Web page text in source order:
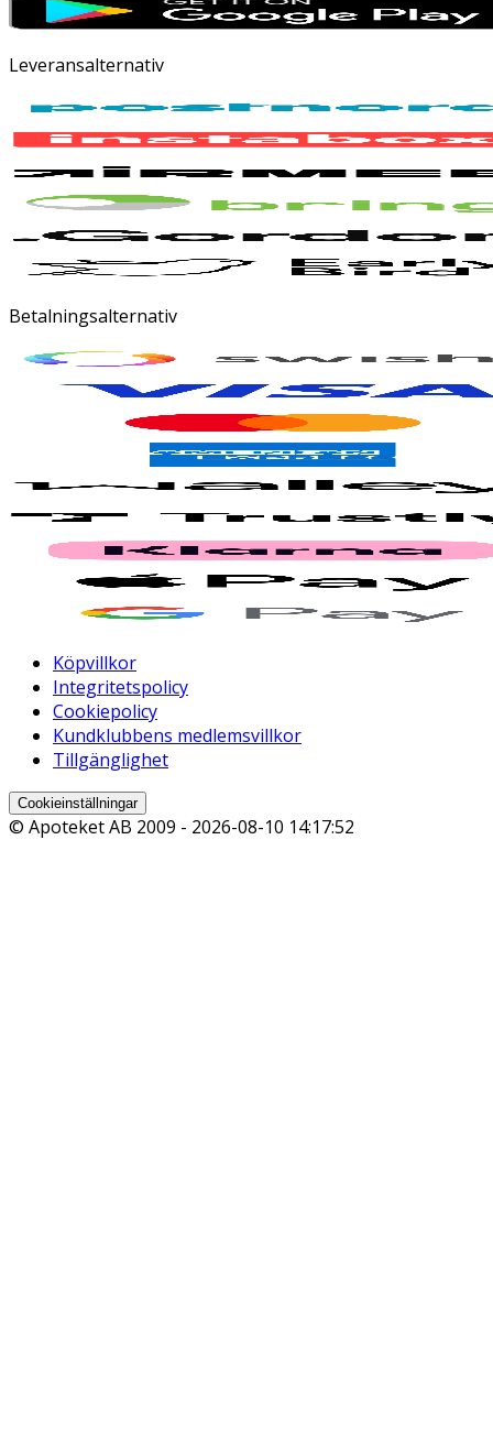
Leveransalternativ
Betalningsalternativ
Köpvillkor
Integritetspolicy
Cookiepolicy
Kundklubbens medlemsvillkor
Tillgänglighet
Cookieinställningar
© Apoteket AB 2009 - 2026-08-10 14:17:52